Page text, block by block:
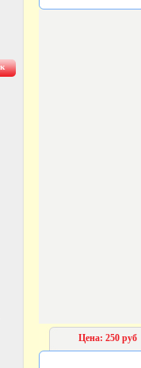
Цена: 250 руб